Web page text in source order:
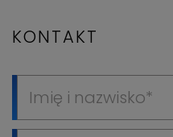
KONTAKT